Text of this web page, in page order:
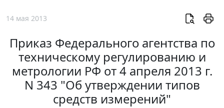
14 мая 2013
Приказ Федерального агентства по
техническому регулированию и
метрологии РФ от 4 апреля 2013 г.
N 343 "Об утверждении типов
средств измерений"